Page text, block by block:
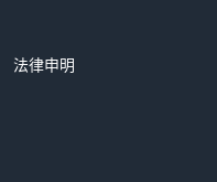
法律申明